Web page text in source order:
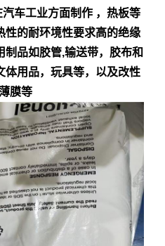
车工业方面制作 ，热板等
性的耐环境性要求高的绝缘
制品如胶管,输送带，胶布和
体用品，玩具等，以及改性
膜等